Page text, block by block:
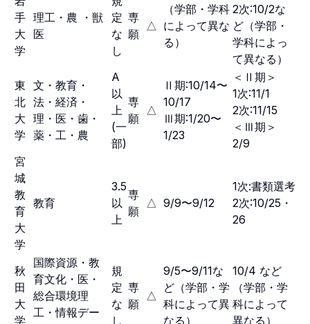
手
大
学
理工・農 ・獣
医
定
な
し
専
願
△
（学部・学科
によって異な
る）
2次:10/2な
ど（学部・
学科によっ
て異なる）
東
北
大
学
文・教育・
法・経済・
理・医・歯・
薬・工・農
A
以
上
(一
部)
専
願
△
Ⅱ期:10/14〜
10/17
Ⅲ期:1/20〜
1/23
＜Ⅱ期＞
1次:11/1
2次:11/15
＜Ⅲ期＞
2/9
宮
城
教
育
大
学
教育
3.5
以
上
専
願
△ 9/9〜9/12
1次:書類選考
2次:10/25・
26
秋
田
大
学
国際資源・教
育文化・医・
総合環境理
工・情報デー
規
定
な
し
専
願
△
9/5〜9/11な
ど（学部・学
科によって異
なる）
10/4 など
（学部・学
科によって
異なる）